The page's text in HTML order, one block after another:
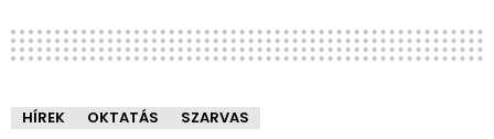
HÍREK OKTATÁS SZARVAS